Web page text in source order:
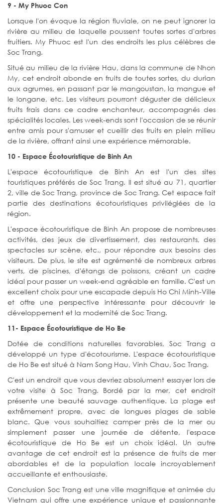
9 - My Phuoc Con
Lorsque l'on évoque la région fluviale, on ne peut ignorer la
rivière au milieu de laquelle poussent toutes sortes d'arbres
fruitiers. My Phuoc est l'un des endroits les plus célèbres de
Soc Trang.
Situé au milieu de la rivière Hau, dans la commune de Nhon
My, cet endroit abonde en fruits de toutes sortes, du durian
aux agrumes, en passant par le mangoustan, la mangue et
le longane, etc. Les visiteurs pourront déguster de délicieux
fruits frais dans ce cadre enchanteur, accompagnés des
spécialités locales. Les week-ends sont l'occasion de se réunir
entre amis pour s'amuser et cueillir des fruits en plein milieu
de la rivière, offrant ainsi une expérience mémorable.
10 - Espace Écotouristique de Binh An
L'espace écotouristique de Binh An est l'un des sites
touristiques préférés de Soc Trang. Il est situé au 71, quartier
2, ville de Soc Trang, province de Soc Trang. Cet espace fait
partie des destinations écotouristiques privilégiées de la
région.
L'espace écotouristique de Binh An propose de nombreuses
activités, des jeux de divertissement, des restaurants, des
spectacles sur scène, etc., pour répondre aux besoins des
visiteurs. De plus, le site est agrémenté de nombreux arbres
verts, de piscines, d'étangs de poissons, créant un cadre
idéal pour passer un week-end agréable en famille. C'est un
excellent choix pour une escapade depuis Ho Chi Minh-Ville
et offre une perspective intéressante pour découvrir le
développement et la modernité de Soc Trang.
11- Espace Écotouristique de Ho Be
Dotée de conditions naturelles favorables, Soc Trang a
développé un type d'écotourisme. L'espace écotouristique
de Ho Be est situé à Nam Song Hau, Vinh Chau, Soc Trang.
C'est un endroit que vous devriez absolument essayer lors de
votre visite à Soc Trang. Bordé par la mer, cet endroit
présente une beauté sauvage authentique. La plage est
extrêmement propre, avec de longues plages de sable
blanc. Que vous souhaitiez camper près de la mer ou
simplement passer une journée de détente, l'espace
écotouristique de Ho Be est un choix idéal. Un autre
avantage de cet endroit est la présence de fruits de mer
abordables et de la population locale incroyablement
accueillante et enthousiaste.
Conclusion Soc Trang est une ville magnifique et animée du
Vietnam qui offre une expérience unique et passionnante